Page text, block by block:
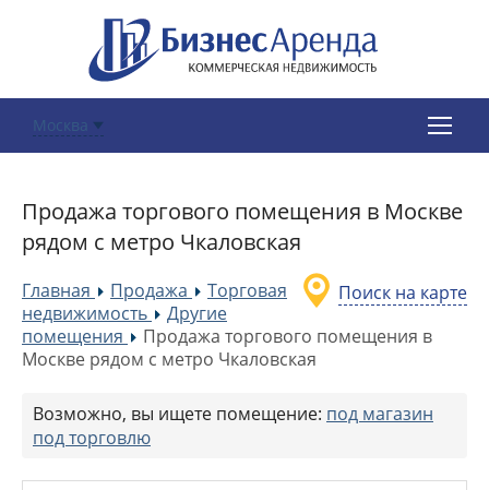
Москва
Продажа торгового помещения в Москве
рядом с метро Чкаловская
Поиск на карте
Главная »Продажа »
Торговая
недвижимость
»
Другие
помещения
»Продажа торгового помещения в
Москве рядом с метро Чкаловская
Возможно, вы ищете помещение: под магазин
под торговлю